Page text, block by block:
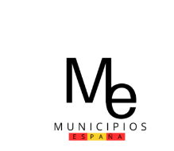
contenido